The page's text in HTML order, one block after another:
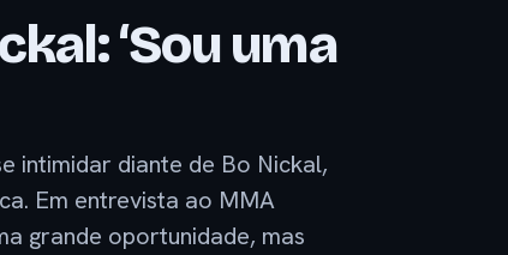
‘Sou uma
intimidar diante de Bo Nickal,
Em entrevista ao MMA
grande oportunidade, mas